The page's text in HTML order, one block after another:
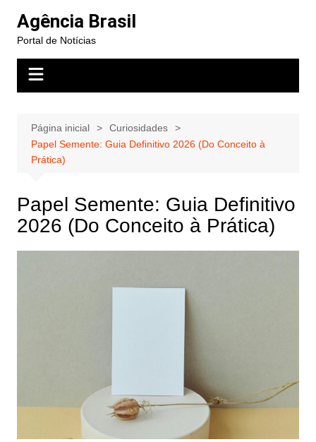
para
conteúdo
Agência Brasil
Portal de Notícias
Página inicial
Curiosidades
Papel Semente: Guia Definitivo 2026 (Do Conceito à
Prática)
Papel Semente: Guia Definitivo
2026 (Do Conceito à Prática)